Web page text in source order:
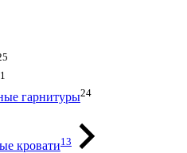
1
гарнитуры24
кровати13